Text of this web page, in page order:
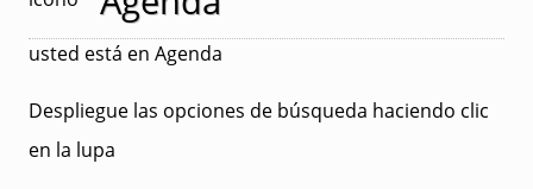
usted está en Agenda
Despliegue las opciones de búsqueda haciendo clic
en la lupa